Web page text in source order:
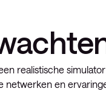
realistische
en